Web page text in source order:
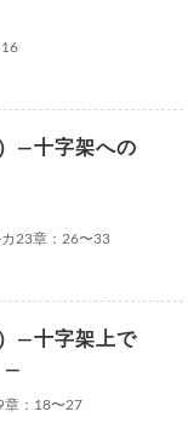
—十字架への
23章：26〜33
—十字架上で
—
章：18〜27